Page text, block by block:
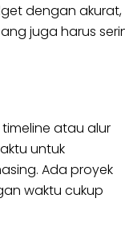
dengan akurat,
juga harus
atau alur
untuk
Ada proyek
waktu cukup